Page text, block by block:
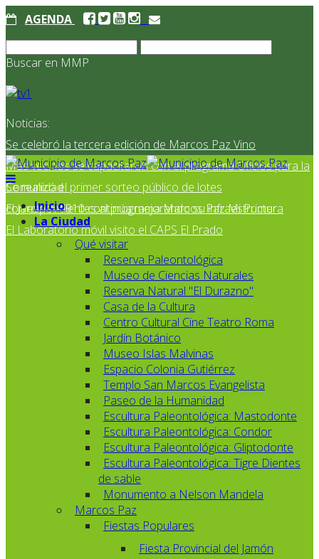
AGENDA
Buscar en MMP
Noticias:
Se celebró la tercera edición de Marcos Paz Vino
Más vecinos se capacitaron con el programa Oficios para la
Comunidad
Se realizó el primer sorteo público de lotes
correspondientes al programa Marcos Paz Mi Primer
El Jardín N° 910 continúa mejorando su infraestructura
El Laboratorio móvil visito el CAPS El Prado
Inicio
La Ciudad
Qué visitar
Reserva Paleontológica
Museo de Ciencias Naturales
Reserva Natural "El Durazno"
Casa de la Cultura
Centro Cultural Cine Teatro Roma
Jardín Botánico
Museo Islas Malvinas
Espacio Colonia Gutiérrez
Templo San Marcos Evangelista
Paseo de la Humanidad
Escultura Paleontológica: Mastodonte
Escultura Paleontológica: Condor
Escultura Paleontológica: Gliptodonte
Escultura Paleontológica: Tigre Dientes
de sable
Monumento a Nelson Mandela
Marcos Paz
Fiestas Populares
Fiesta Provincial del Jamón